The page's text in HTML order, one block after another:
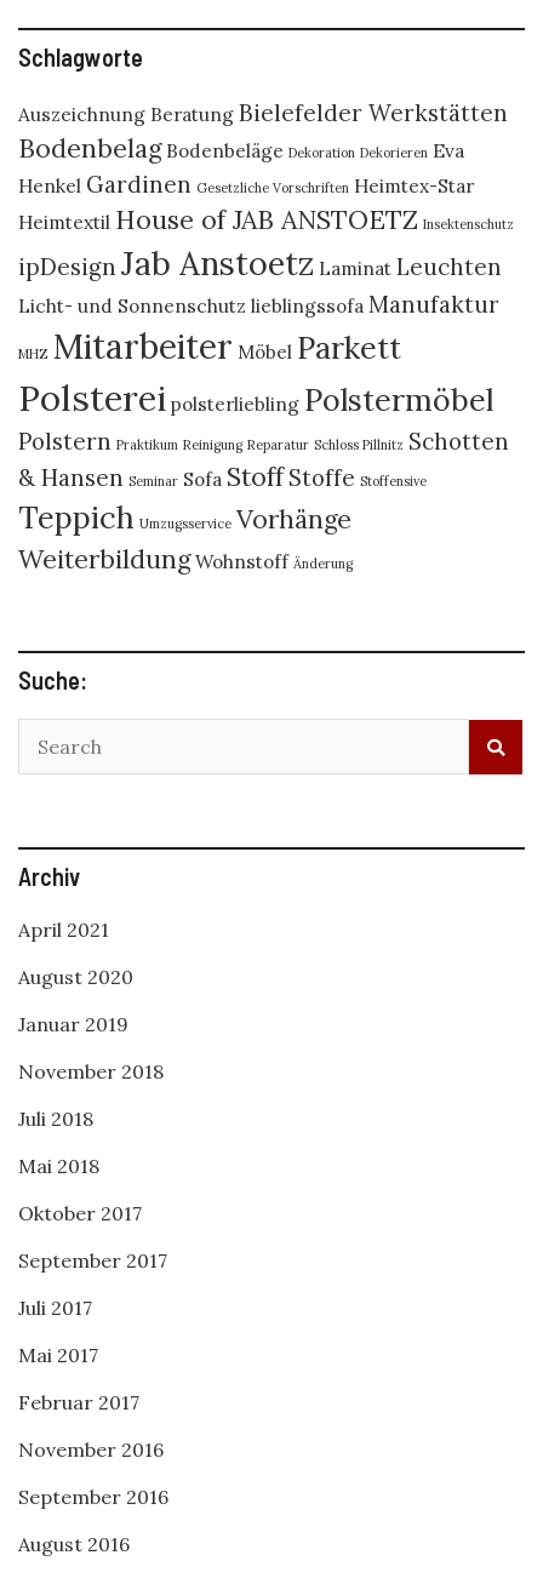
Schlagworte
Auszeichnung Beratung Bielefelder Werkstätten
Bodenbelag Bodenbeläge Dekoration Dekorieren Eva
Henkel Gardinen Gesetzliche Vorschriften Heimtex-Star
Heimtextil House of JAB ANSTOETZ Insektenschutz
ipDesign Jab Anstoetz Laminat Leuchten
Licht- und Sonnenschutz lieblingssofa Manufaktur
MHZ Mitarbeiter Möbel Parkett
Polsterei polsterliebling Polstermöbel
Polstern Praktikum Reinigung Reparatur Schloss Pillnitz Schotten
& Hansen Seminar Sofa Stoff Stoffe Stoffensive
Teppich Umzugsservice Vorhänge
Weiterbildung Wohnstoff Änderung
Suche:
Archiv
April 2021
August 2020
Januar 2019
November 2018
Juli 2018
Mai 2018
Oktober 2017
September 2017
Juli 2017
Mai 2017
Februar 2017
November 2016
September 2016
August 2016